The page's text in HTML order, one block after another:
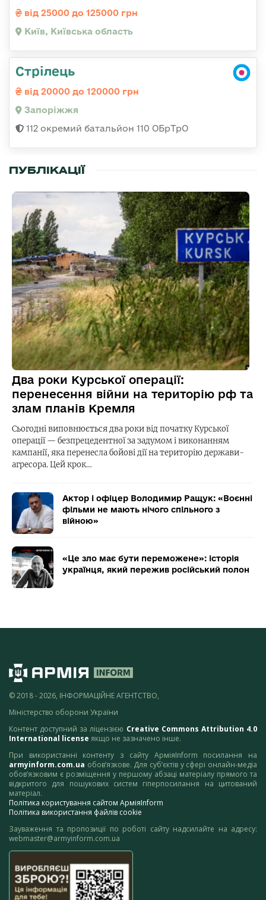
від 25000 до 125000 грн
Київ, Київська область
Стрілець
від 20000 до 120000 грн
Запоріжжя
112 окремий батальйон 110 ОБрТрО
ПУБЛІКАЦІЇ
Два роки Курської операції:
перенесення війни на територію рф та
злам планів Кремля
Сьогодні виповнюється два роки від початку Курської
операції — безпрецедентної за задумом і виконанням
кампанії, яка перенесла бойові дії на територію держави-
агресора. Цей крок…
Актор і офіцер Володимир Ращук: «Воєнні
фільми не мають нічого спільного з
війною»
«Це зло має бути переможене»: історія
українця, який пережив російський полон
© 2018 - 2026, ІНФОРМАЦІЙНЕ АГЕНТСТВО,
Міністерство оборони України
Контент доступний за ліцензією Creative Commons Attribution 4.0
International license якщо не зазначено інше.
При використанні контенту з сайту АрміяInform посилання на
armyinform.com.ua обов’язкове. Для суб’єктів у сфері онлайн-медіа
обов’язковим є розміщення у першому абзаці матеріалу прямого та
відкритого для пошукових систем гіперпосилання на цитований
матеріал.
Політика користування сайтом АрміяInform
Політика використання файлів cookie
Зауваження та пропозиції по роботі сайту надсилайте на адресу:
webmaster@armyinform.com.ua